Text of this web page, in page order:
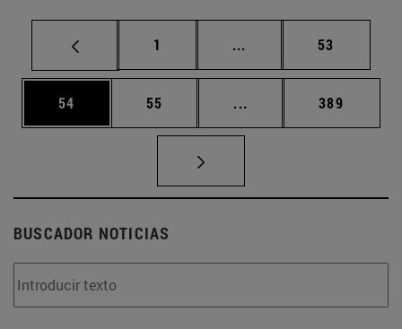
Página
1 ... Páginas intermedias
Página
53
Página
54 Página
55 ... Páginas intermedias
Página
389
BUSCADOR NOTICIAS